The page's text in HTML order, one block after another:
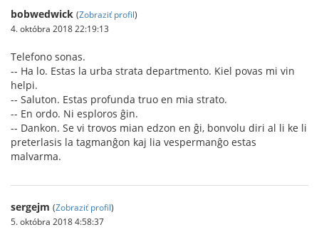
bobwedwick (Zobraziť profil)
4. októbra 2018 22:19:13
Telefono sonas.
-- Ha lo. Estas la urba strata departmento. Kiel povas mi vin
helpi.
-- Saluton. Estas profunda truo en mia strato.
-- En ordo. Ni esploros ĝin.
-- Dankon. Se vi trovos mian edzon en ĝi, bonvolu diri al li ke li
preterlasis la tagmanĝon kaj lia vespermanĝo estas
malvarma.
sergejm (Zobraziť profil)
5. októbra 2018 4:58:37